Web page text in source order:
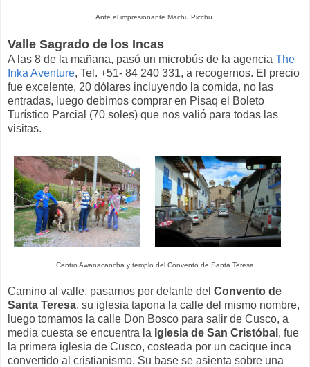
Ante el impresionante Machu Picchu
Valle Sagrado de los Incas
A las 8 de la mañana, pasó un microbús de la agencia The
Inka Aventure, Tel. +51- 84 240 331, a recogernos. El precio
fue excelente, 20 dólares incluyendo la comida, no las
entradas, luego debimos comprar en Pisaq el Boleto
Turístico Parcial (70 soles) que nos valió para todas las
visitas.
Centro Awanacancha y templo del Convento de Santa Teresa
Camino al valle, pasamos por delante del Convento de
Santa Teresa, su iglesia tapona la calle del mismo nombre,
luego tomamos la calle Don Bosco para salir de Cusco, a
media cuesta se encuentra la Iglesia de San Cristóbal , fue
la primera iglesia de Cusco, costeada por un cacique inca
convertido al cristianismo. Su base se asienta sobre una